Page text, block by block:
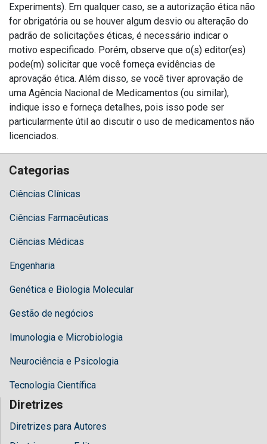
Experiments). Em qualquer caso, se a autorização ética não
for obrigatória ou se houver algum desvio ou alteração do
padrão de solicitações éticas, é necessário indicar o
motivo especificado. Porém, observe que o(s) editor(es)
pode(m) solicitar que você forneça evidências de
aprovação ética. Além disso, se você tiver aprovação de
uma Agência Nacional de Medicamentos (ou similar),
indique isso e forneça detalhes, pois isso pode ser
particularmente útil ao discutir o uso de medicamentos não
licenciados.
Categorias
Ciências Clínicas
Ciências Farmacêuticas
Ciências Médicas
Engenharia
Genética e Biologia Molecular
Gestão de negócios
Imunologia e Microbiologia
Neurociência e Psicologia
Tecnologia Científica
Diretrizes
Diretrizes para Autores